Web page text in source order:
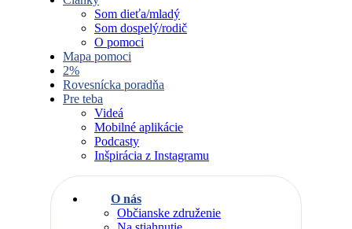
Som dieťa/mladý
Som dospelý/rodič
O pomoci
Mapa pomoci
2%
Rovesnícka poradňa
Pre teba
Videá
Mobilné aplikácie
Podcasty
Inšpirácia z Instagramu
O nás
Občianske združenie